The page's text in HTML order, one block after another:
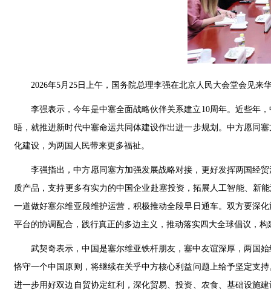
2026年5月25日上午，国务院总理李强在北京人民大会堂会见来
李强表示，今年是中塞全面战略伙伴关系建立10周年。近些年
晤，就推进新时代中塞命运共同体建设作出进一步规划。中方愿同
化建设，为两国人民带来更多福祉。
李强指出，中方愿同塞方加强发展战略对接，更好发挥两国经
质产品，支持更多有实力的中国企业赴塞投资，拓展人工智能、新
一道做好塞尔维亚段维护运营，积极推动全段早日通车。双方要深
平台的协调配合，践行真正的多边主义，推动落实四大全球倡议，
武契奇表示，中国是塞尔维亚铁杆朋友，塞中友谊深厚，两国
恪守一个中国原则，将继续在关乎中方核心利益问题上给予坚定支
进一步用好双边自贸协定红利，深化贸易、投资、农食、基础设施